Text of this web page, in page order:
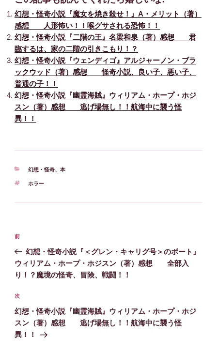
幻想・怪奇小説『魔女を焼き殺せ！』A・メリット（著）
感想 人形怖い！！喉グサされる恐怖！！
幻想・怪奇小説『二階の王』名梁和泉（著）感想 君
臨するは、家の二階の引きこもり！？
幻想・怪奇小説『ウェンディゴ』アルジャーノン・ブラ
ックウッド（著）感想 怪奇小説、良い子、悪い子、
普通の子！！
幻想・怪奇小説『幽霊海賊』ウィリアム・ホープ・ホジ
スン（著）感想 逃げ場無し！！航海中に襲う怪
異！！
カ
ゴ
ー
幻想・怪奇、 本
タ
ホラー
投
ナ
ビ
ー
シ
ョ
ン
前
の
投
稿
前
幻想・怪奇小説『＜グレン・キャリグ号＞のボート』
ウィリアム・ホープ・ホジスン（著）感想 全部入
り！？魔境の怪奇、冒険、戦闘！！
次
の
投
稿
次
幻想・怪奇小説『幽霊海賊』ウィリアム・ホープ・ホジ
スン（著）感想 逃げ場無し！！航海中に襲う怪
異！！